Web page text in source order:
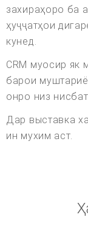
захираҳоро ба
ҳуҷҷатҳои
кунед.
CRM муосир як
барои
онро низ
Дар выставка
ин мухим аст.